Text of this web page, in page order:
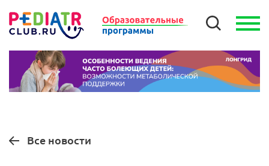
Все новости